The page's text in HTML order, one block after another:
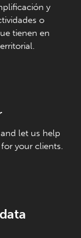
y
o
tienen en
let us help
your clients.